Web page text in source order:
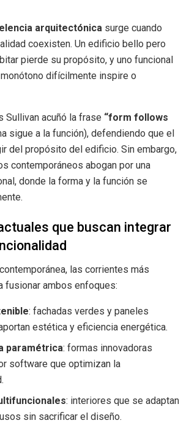
arquitectónica surge cuando
coexisten. Un edificio bello pero
pierde su propósito, y uno funcional
difícilmente inspire o
Sullivan acuñó la frase “form follows
sigue a la función), defendiendo que el
del propósito del edificio. Sin embargo,
contemporáneos abogan por una
donde la forma y la función se
que buscan integrar
las corrientes más
fusionar ambos enfoques:
: fachadas verdes y paneles
estética y eficiencia energética.
paramétrica: formas innovadoras
software que optimizan la
: interiores que se adaptan
sin sacrificar el diseño.